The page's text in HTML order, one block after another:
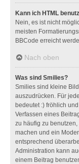
Kann ich HTML
Nein, es ist nicht
meisten
BBCode erreicht
Nach oben
Was sind Smilies?
Smilies sind kleine
auszudrücken. Für
bedeutet :) fröhlich
Verfassen eines
zu häufig zu
machen und ein
entsprechend
Administration kann
einem Beitrag